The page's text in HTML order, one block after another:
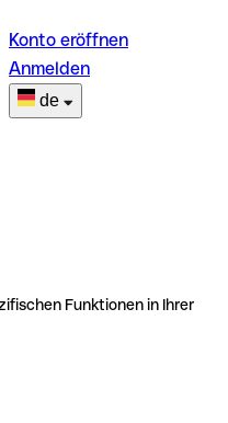
Konto eröffnen
Anmelden
de
Funktionen in Ihrer